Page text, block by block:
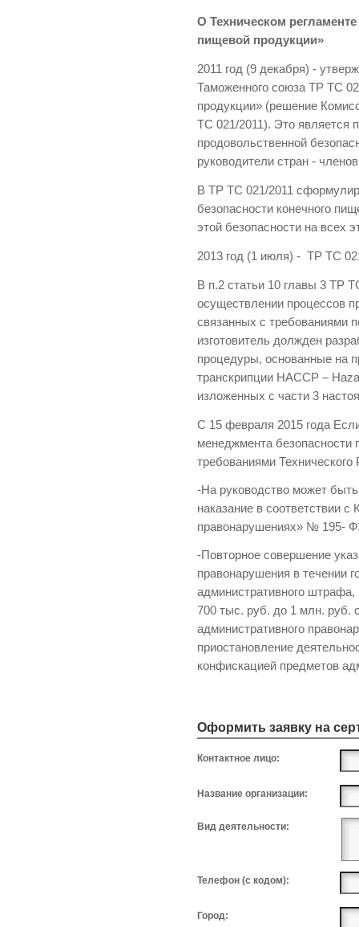
О Техническом
пищевой продукции»
2011 год (9 декабря) -
Таможенного союза ТР ТС
продукции» (решение
ТС 021/2011). Это является
продовольственной
руководители стран -
В ТР ТС 021/2011
безопасности конечного
этой безопасности на всех
2013 год (1 июля) - ТР ТС
В п.2 статьи 10 главы 3 ТР
осуществлении процессов
связанных с требованиями
изготовитель должден
процедуры, основанные на
транскрипции HACCP –
изложенных с части 3
С 15 февраля 2015 года
менеджмента безопасности
требованиями Технического
-На руководство может
наказание в соответствии
правонарушениях» № 195-
-Повторное совершение
правонарушения в течении
административного
700 тыс. руб. до 1 млн. руб.
административного
приостановление
конфискацией предметов
Оформить заявку на
Контактное лицо:
Название организации:
Вид деятельности:
Телефон (с кодом):
Город: